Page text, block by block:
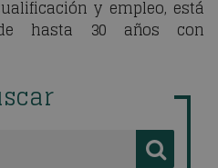
y empleo, está
hasta 30 años con